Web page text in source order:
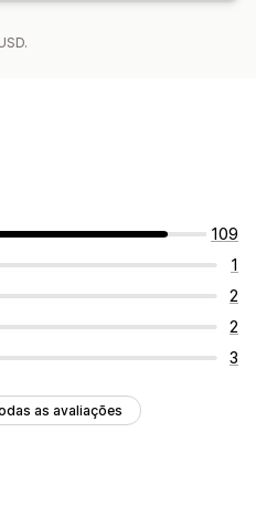
109
1
2
2
3
as avaliações